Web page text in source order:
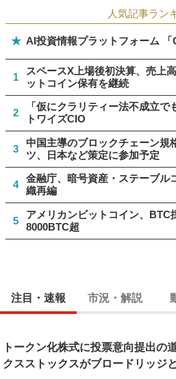
人気記事ラン
★ AI投資情報プラットフォーム
1
スペースX上場後初決算、売上
ットコイン保有を継続
2
「仮にクラリティー法不成立
トワイズCIO
3
中国主導のブロックチェーン
ツ、日本など策定に参加予定
4
金融庁、暗号資産・ステーブ
織再編
5
アメリカンビットコイン、
8000BTC超
注目・速報 市況・解説
トークン化株式に投票意向提出の
クスストックスがブロードリッジ